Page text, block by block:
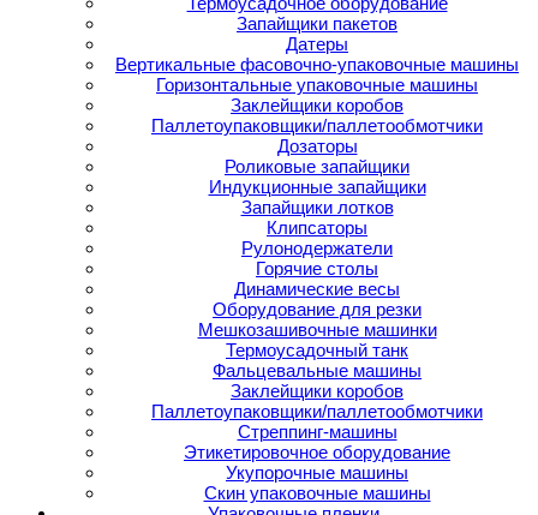
Запайщики пакетов
Датеры
Вертикальные фасовочно-упаковочные машины
Горизонтальные упаковочные машины
Заклейщики коробов
Паллетоупаковщики/паллетообмотчики
Дозаторы
Роликовые запайщики
Индукционные запайщики
Запайщики лотков
Клипсаторы
Рулонодержатели
Горячие столы
Динамические весы
Оборудование для резки
Мешкозашивочные машинки
Термоусадочный танк
Фальцевальные машины
Заклейщики коробов
Паллетоупаковщики/паллетообмотчики
Стреппинг-машины
Этикетировочное оборудование
Укупорочные машины
Скин упаковочные машины